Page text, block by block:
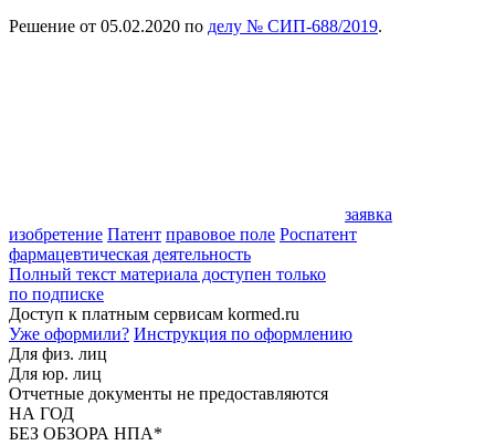
Решение от 05.02.2020 по делу № СИП-688/2019.
заявка
изобретение Патент правовое поле Роспатент
фармацевтическая деятельность
Полный текст материала доступен только
по подписке
Доступ к платным сервисам kormed.ru
Уже оформили? Инструкция по оформлению
Для физ. лиц
Для юр. лиц
Отчетные документы не предоставляются
НА ГОД
БЕЗ ОБЗОРА НПА*